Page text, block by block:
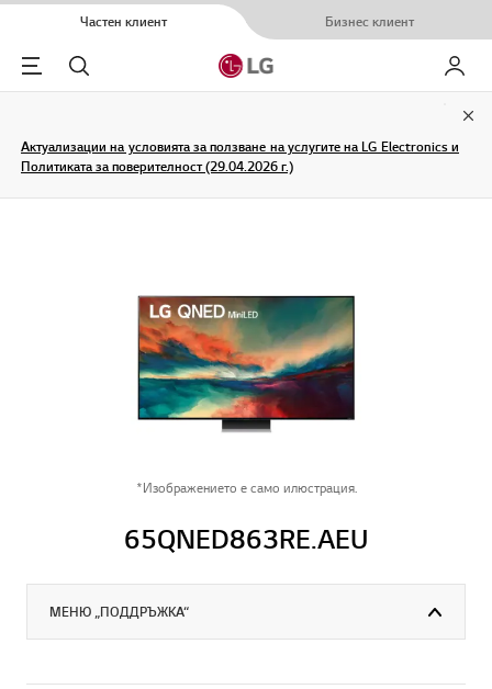
Частен клиент Бизнес клиент
Menu
Търсене Моят
Актуализации на условията за ползване на услугите на LG Electronics и
Политиката за поверителност (29.04.2026 г.)
*Изображението е само илюстрация.
65QNED863RE.AEU
МЕНЮ „ПОДДРЪЖКА“